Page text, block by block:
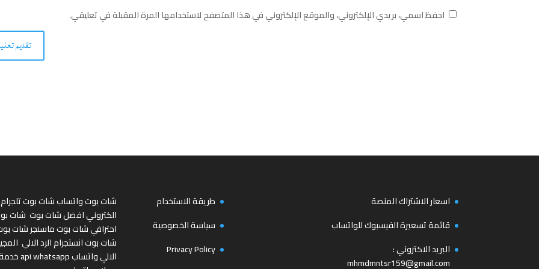
احفظ اسمي، بريدي الإلكتروني، والموقع الإلكتروني في هذا المتصفح لاستخدامها المرة المقبلة في تعليقي.
شات بوت واتسابشات بوت تلجرام
الكترونيافضل شات بوت شات
احترافيشات بوت ماسنجرشات
شات بوت انستجرامالرد الالي
الالي واتسابapi whatsapp
طريقة الاستخدام
سياسة الخصوصية
Privacy Policy
اسعار الاشتراك المنصة
قائمة تسعيرة الفيسبوك للواتساب
البريد الاكتروني :
mhmdmntsr159@gmail.com